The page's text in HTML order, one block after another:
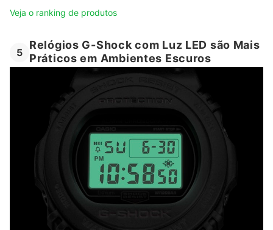
Veja o ranking de produtos
5
Relógios G-Shock com Luz LED são Mais
Práticos em Ambientes Escuros